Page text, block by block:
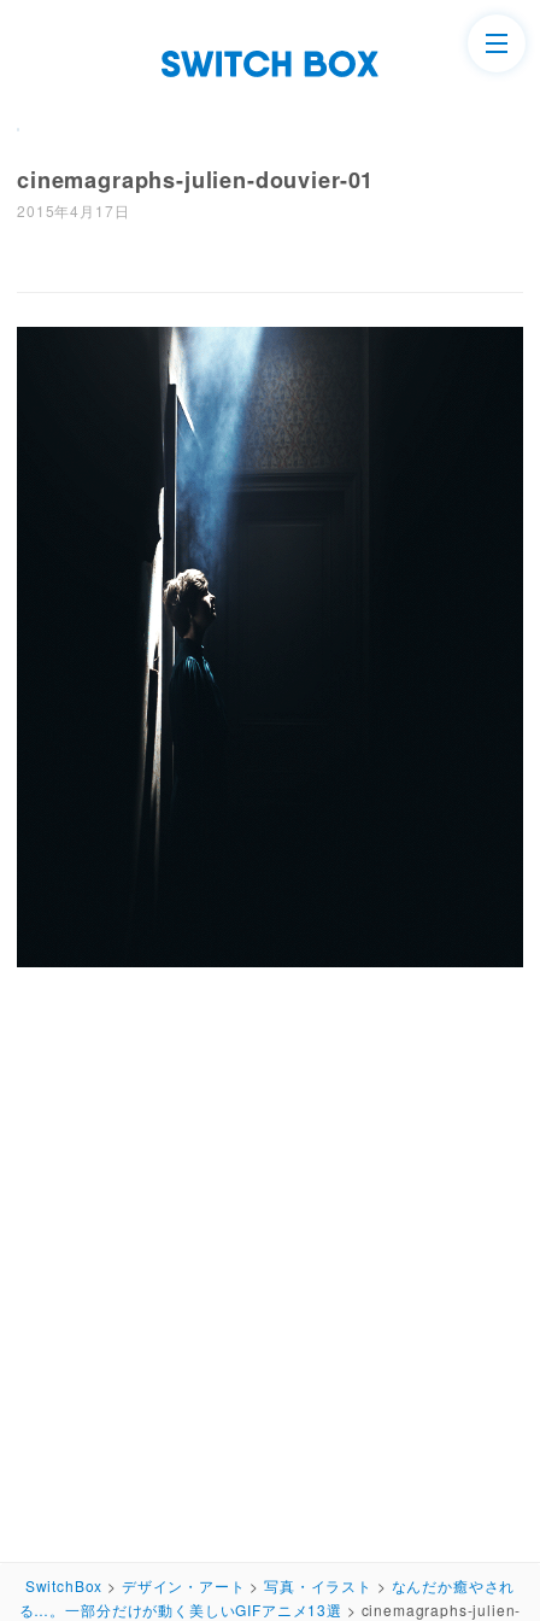
cinemagraphs-julien-douvier-01
2015年4月17日
SwitchBox > デザイン・アート >写真・イラスト > なんだか癒やされ
る…。一部分だけが動く美しいGIFアニメ13選 > cinemagraphs-julien-